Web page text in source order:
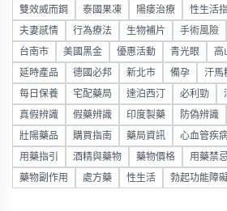
雙效威而鋼 泰國果凍 陽痿治療 性生活
夫妻感情 行為療法 生物補片 手術風險
台南市 美國黑金 優惠活動 青光眼 高
延時產品 德國必邦 新北市 備孕 汗馬
每日保養 宅配藥局 達泊西汀 必利勁
真假辨識 假藥辨識 印度製藥 防偽辨識
壯陽藥品 購買指南 藥局資訊 心血管疾
用藥指引 酒精與藥物 藥物價格 用藥禁忌
藥物副作用 處方藥 性生活 勃起功能障